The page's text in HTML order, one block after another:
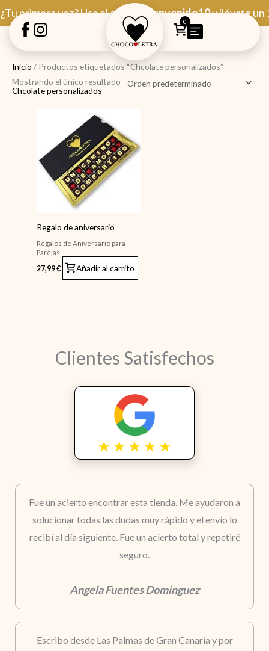
al
contenido
¿Tu primera vez? Usa el código Bienvenido10y llévate un
0
Inicio / Productos etiquetados “Chcolate personalizados”
Chcolate personalizados
Mostrando el único resultado
Regalo de aniversario
Regalos de Aniversario para
Parejas
27,99€ Añadir al carrito
Clientes Satisfechos
Fue un acierto encontrar esta tienda. Me ayudaron a
solucionar todas las dudas muy rápido y el envío lo
recibí al día siguiente. Fue un acierto total y repetiré
seguro.
Angela Fuentes Dominguez
Escribo desde Las Palmas de Gran Canaria y por